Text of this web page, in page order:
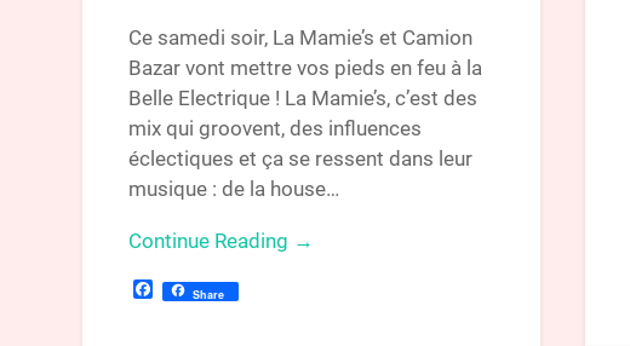
Ce samedi soir, La Mamie’s et Camion
Bazar vont mettre vos pieds en feu à la
Belle Electrique ! La Mamie’s, c’est des
mix qui groovent, des influences
éclectiques et ça se ressent dans leur
musique : de la house…
Continue Reading →
Facebook
Share